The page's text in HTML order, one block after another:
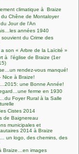
climatique à Braize
du Chêne de Montaloyer
Jour de l’An
années 1940
souvient du Crime des
a son « Arbre de la Laïcité »
à l’église de Braize (1er
rendez-vous manqué!
Nice à Braize!
une Bonne Année!
ferme en 1930
Foyer Rural à la Salle
Cistes 2014
de Baignereau
municipales et
2014 à Braize
un logo, des chemins, des
Braize…en images